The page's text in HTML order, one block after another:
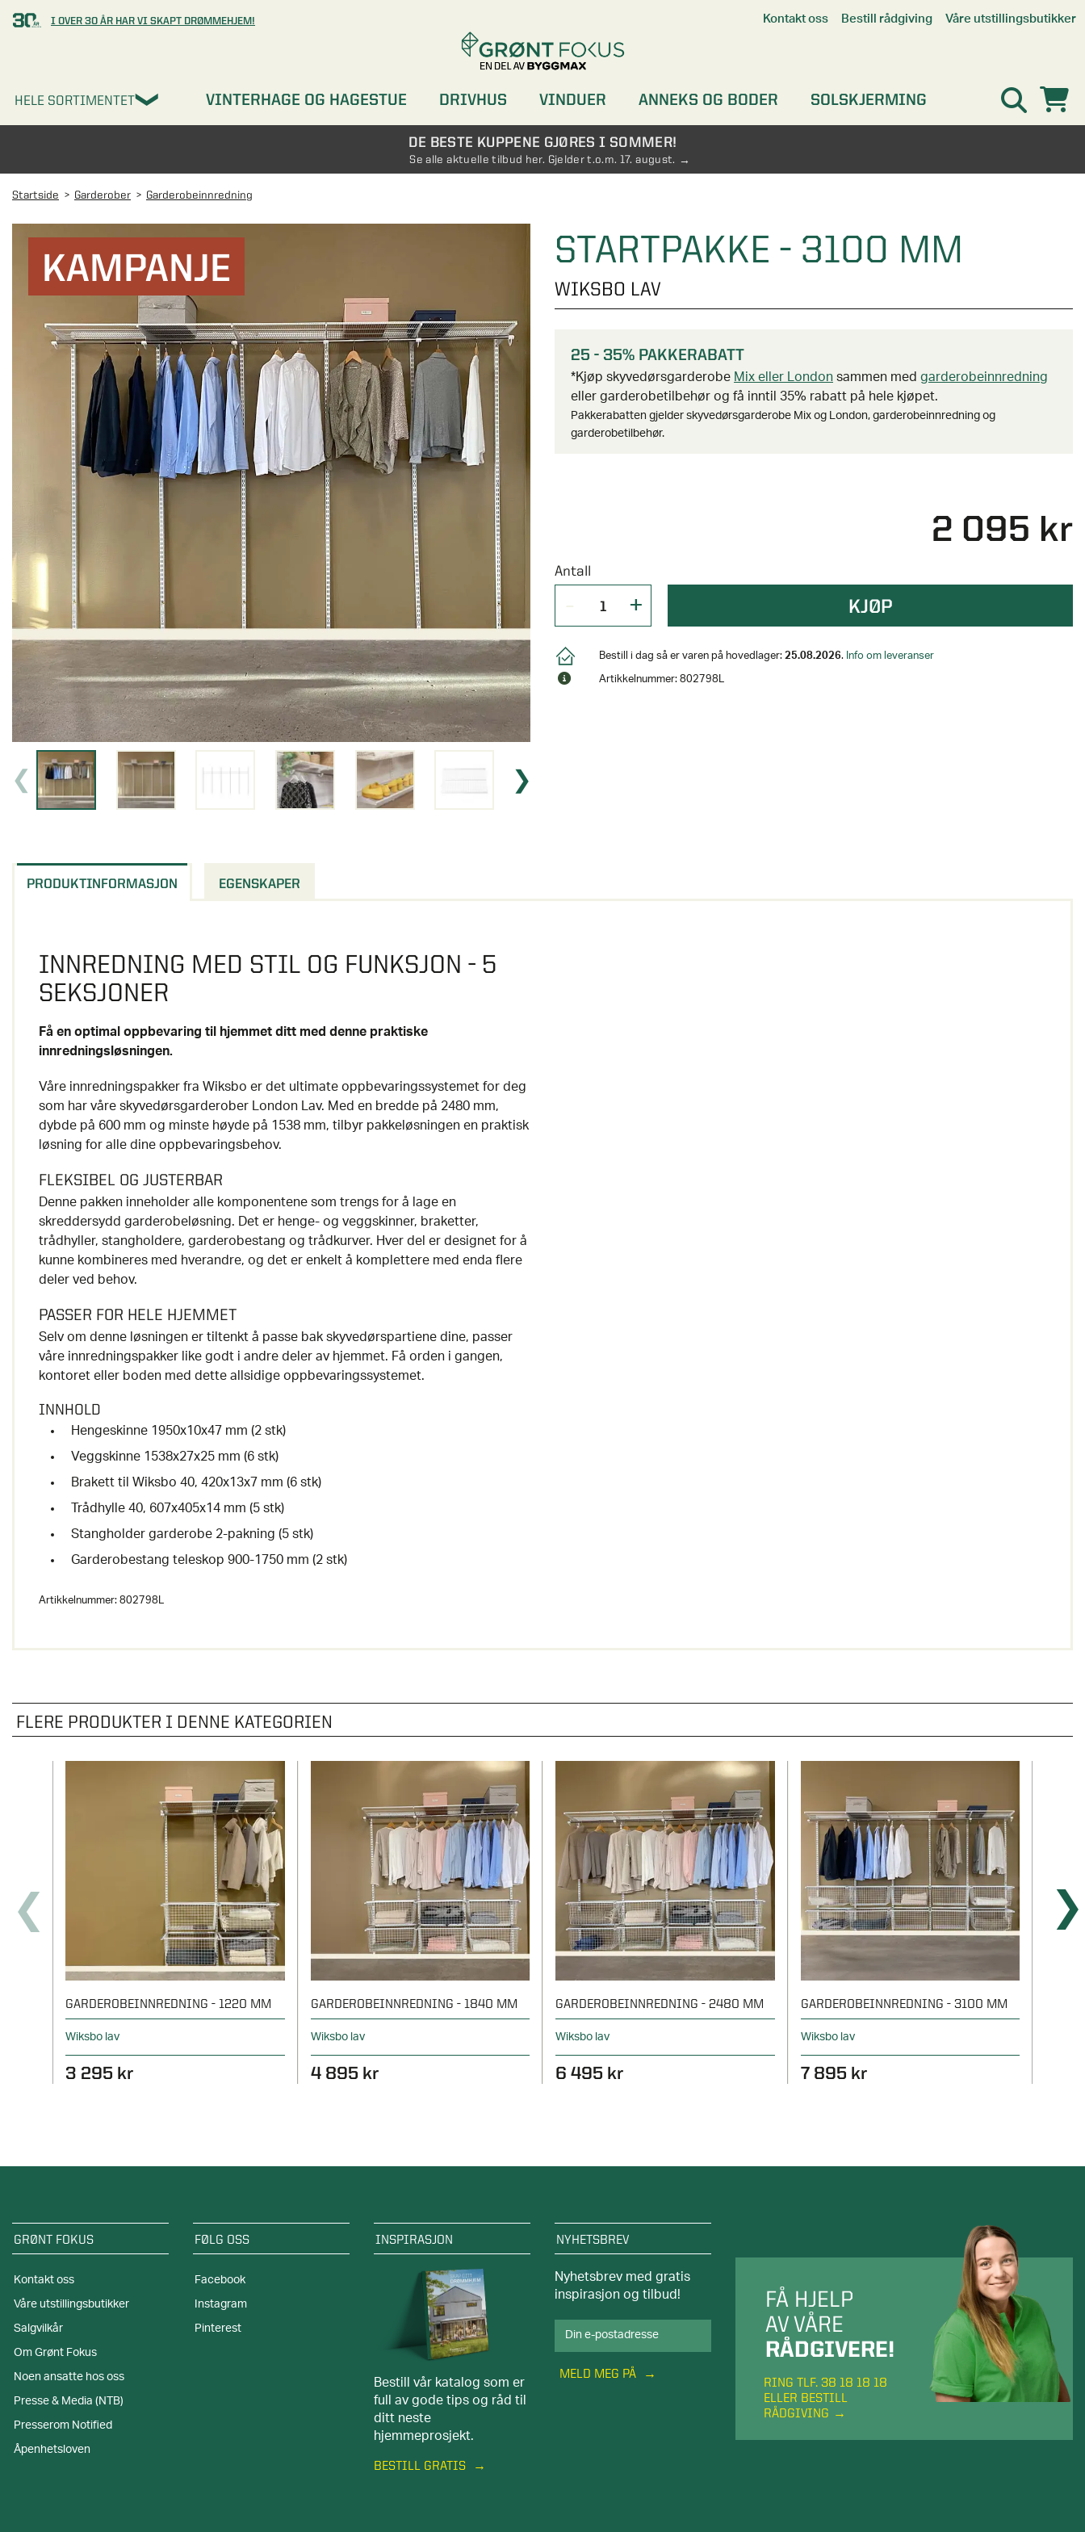
I OVER 30 ÅR HAR VI SKAPT DRØMMEHJEM! Kontakt oss Bestill rådgiving Våre utstillingsbutikker
Kristiansand
HELE SORTIMENTET VINTERHAGE OG HAGESTUE DRIVHUS VINDUER ANNEKS OG BODER
SOLSKJERMING
DØRER
GARDEROBER
DE BESTE KUPPENE GJØRES I SOMMER!
Se alle aktuelle tilbud her. Gjelder t.o.m. 17. august.
Startside Garderober Garderobeinnredning
KAMPANJE STARTPAKKE - 3100 MM
WIKSBO LAV
25 - 35% PAKKERABATT
*Kjøp skyvedørsgarderobe Mix eller London sammen med garderobeinnredning
eller garderobetilbehør og få inntil 35% rabatt på hele kjøpet.
Pakkerabatten gjelder skyvedørsgarderobe Mix og London, garderobeinnredning og
garderobetilbehør.
2 095 kr
Antall
KJØP
Bestill i dag så er varen på hovedlager: 25.08.2026. Info om leveranser
Artikkelnummer: 802798L
PRODUKTINFORMASJON EGENSKAPER
INNREDNING MED STIL OG FUNKSJON - 5
SEKSJONER
Få en optimal oppbevaring til hjemmet ditt med denne praktiske
innredningsløsningen.
Våre innredningspakker fra Wiksbo er det ultimate oppbevaringssystemet for deg
som har våre skyvedørsgarderober London Lav. Med en bredde på 2480 mm,
dybde på 600 mm og minste høyde på 1538 mm, tilbyr pakkeløsningen en praktisk
løsning for alle dine oppbevaringsbehov.
FLEKSIBEL OG JUSTERBAR
Denne pakken inneholder alle komponentene som trengs for å lage en
skreddersydd garderobeløsning. Det er henge- og veggskinner, braketter,
trådhyller, stangholdere, garderobestang og trådkurver. Hver del er designet for å
kunne kombineres med hverandre, og det er enkelt å komplettere med enda flere
deler ved behov.
PASSER FOR HELE HJEMMET
Selv om denne løsningen er tiltenkt å passe bak skyvedørspartiene dine, passer
våre innredningspakker like godt i andre deler av hjemmet. Få orden i gangen,
kontoret eller boden med dette allsidige oppbevaringssystemet.
INNHOLD
Hengeskinne 1950x10x47 mm (2 stk)
Veggskinne 1538x27x25 mm (6 stk)
Brakett til Wiksbo 40, 420x13x7 mm (6 stk)
Trådhylle 40, 607x405x14 mm (5 stk)
Stangholder garderobe 2-pakning (5 stk)
Garderobestang teleskop 900-1750 mm (2 stk)
Artikkelnummer: 802798L
FLERE PRODUKTER I DENNE KATEGORIEN
GARDEROBEINNREDNING - 1220 MM
Wiksbo lav
3 295 kr
GARDEROBEINNREDNING - 1840 MM
Wiksbo lav
4 895 kr
GARDEROBEINNREDNING - 2480 MM
Wiksbo lav
6 495 kr
GARDEROBEINNREDNING - 3100 MM
Wiksbo lav
7 895 kr
GRØNT FOKUS
Kontakt oss
Våre utstillingsbutikker
Salgvilkår
Om Grønt Fokus
Noen ansatte hos oss
Presse & Media (NTB)
Presserom Notified
Åpenhetsloven
FØLG OSS
Facebook
Instagram
Pinterest
INSPIRASJON
Bestill vår katalog som er
full av gode tips og råd til
ditt neste
hjemmeprosjekt.
BESTILL GRATIS
NYHETSBREV
Nyhetsbrev med gratis
inspirasjon og tilbud!
MELD MEG PÅ
FÅ HJELP
AV VÅRE
RÅDGIVERE!
RING TLF. 38 18 18 18
ELLER BESTILL
RÅDGIVING